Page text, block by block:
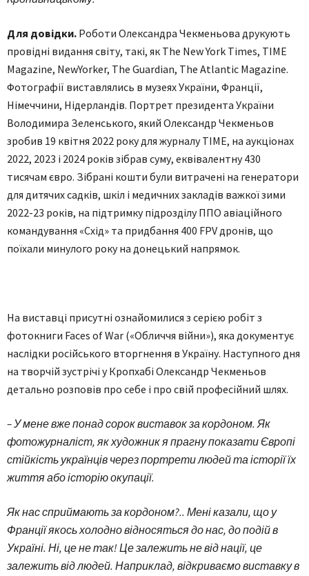
Для довідки. Роботи Олександра Чекменьова друкують
провідні видання світу, такі, як The New York Times, TIME
Magazine, NewYorker, The Guardian, The Atlantic Magazine.
Фотографії виставлялись в музеях України, Франції,
Німеччини, Нідерландів. Портрет президента України
Володимира Зеленського, який Олександр Чекменьов
зробив 19 квітня 2022 року для журналу TIME, на аукціонах
2022, 2023 і 2024 років зібрав суму, еквівалентну 430
тисячам євро. Зібрані кошти були витрачені на генератори
для дитячих садків, шкіл і медичних закладів важкої зими
2022-23 років, на підтримку підрозділу ППО авіаційного
командування «Схід» та придбання 400 FPV дронів, що
поїхали минулого року на донецький напрямок.
На виставці присутні ознайомилися з серією робіт з
фотокниги Faces of War («Обличчя війни»), яка документує
наслідки російського вторгнення в Україну. Наступного дня
на творчій зустрічі у Кропхабі Олександр Чекменьов
детально розповів про себе і про свій професійний шлях.
– У мене вже понад сорок виставок за кордоном. Як
фотожурналіст, як художник я прагну показати Європі
стійкість українців через портрети людей та історії їх
життя або історію окупації.
Як нас сприймають за кордоном?.. Мені казали, що у
Франції якось холодно відносяться до нас, до подій в
Україні. Ні, це не так! Це залежить не від нації, це
залежить від людей. Наприклад, відкриваємо виставку в